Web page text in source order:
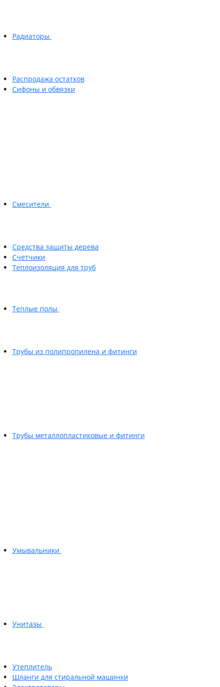
Радиаторы
Распродажа остатков
Сифоны и обвязки
Смесители
Средства защиты дерева
Счетчики
Теплоизоляция для труб
Теплые полы
Трубы из полипропилена и фитинги
Трубы металлопластиковые и фитинги
Умывальники
Унитазы
Утеплитель
Шланги для стиральной машинки